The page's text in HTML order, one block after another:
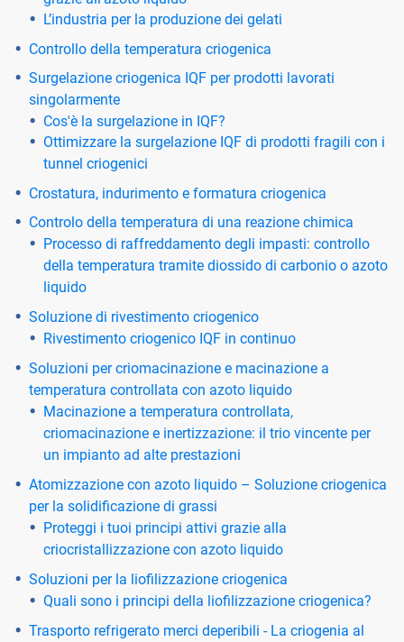
L’industria per la produzione dei gelati
Controllo della temperatura criogenica
Surgelazione criogenica IQF per prodotti lavorati
singolarmente
Cos'è la surgelazione in IQF?
Ottimizzare la surgelazione IQF di prodotti fragili con i
tunnel criogenici
Crostatura, indurimento e formatura criogenica
Controlo della temperatura di una reazione chimica
Processo di raffreddamento degli impasti: controllo
della temperatura tramite diossido di carbonio o azoto
liquido
Soluzione di rivestimento criogenico
Rivestimento criogenico IQF in continuo
Soluzioni per criomacinazione e macinazione a
temperatura controllata con azoto liquido
Macinazione a temperatura controllata,
criomacinazione e inertizzazione: il trio vincente per
un impianto ad alte prestazioni
Atomizzazione con azoto liquido – Soluzione criogenica
per la solidificazione di grassi
Proteggi i tuoi principi attivi grazie alla
criocristallizzazione con azoto liquido
Soluzioni per la liofilizzazione criogenica
Quali sono i principi della liofilizzazione criogenica?
Trasporto refrigerato merci deperibili - La criogenia al